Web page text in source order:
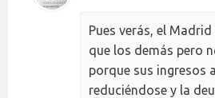
Pues verás, el
que los demás pero
porque sus ingresos
reduciéndose y la